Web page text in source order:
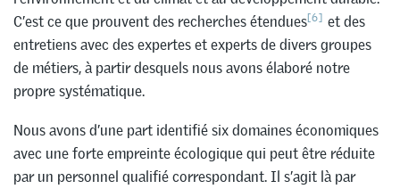
C’est ce que prouvent des recherches étendues[6] et des
entretiens avec des expertes et experts de divers groupes
de métiers, à partir desquels nous avons élaboré notre
propre systématique.
Nous avons d’une part identifié six domaines économiques
avec une forte empreinte écologique qui peut être réduite
par un personnel qualifié correspondant. Il s’agit là par